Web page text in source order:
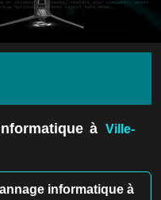
à Ville-
informatique à